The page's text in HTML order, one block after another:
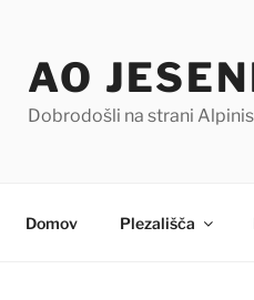
AO
Dobrodošli na strani
Domov Plezališča